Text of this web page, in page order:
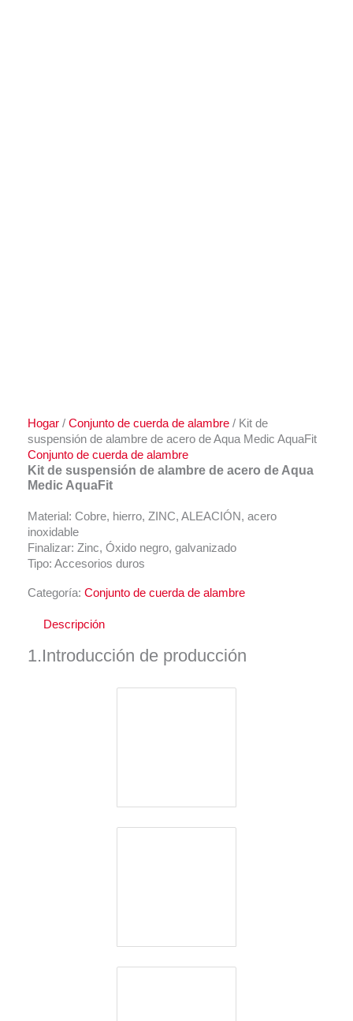
Hogar / Conjunto de cuerda de alambre / Kit de
suspensión de alambre de acero de Aqua Medic AquaFit
Conjunto de cuerda de alambre
Kit de suspensión de alambre de acero de Aqua
Medic AquaFit
Material: Cobre, hierro, ZINC, ALEACIÓN, acero
inoxidable
Finalizar: Zinc, Óxido negro, galvanizado
Tipo: Accesorios duros
Categoría: Conjunto de cuerda de alambre
Descripción
1.Introducción de producción